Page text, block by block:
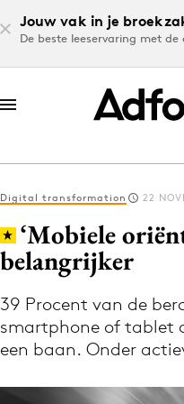
Jouw vak in je
De beste leeservaring met de
Log in
Volg het laatste
Digital transformation 22
‘Mobiele
belangrijker
39 Procent van de
smartphone of tablet
een baan. Onder